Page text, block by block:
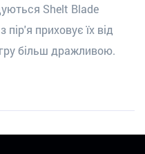
Shelt Blade
приховує їх від
більш дражливою.